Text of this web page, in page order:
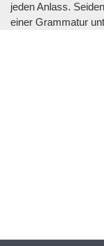
jeden Anlass.
einer Grammatur